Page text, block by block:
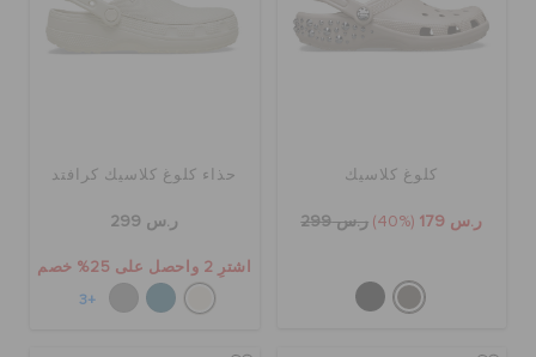
الحقائب
كلوغ كلاسيك
ر.س 179 (40%) ر.س 299
حذاء كلوغ كلاسيك كرافتد
ر.س 299
اشترِ 2 واحصل على 25% خصم
+3